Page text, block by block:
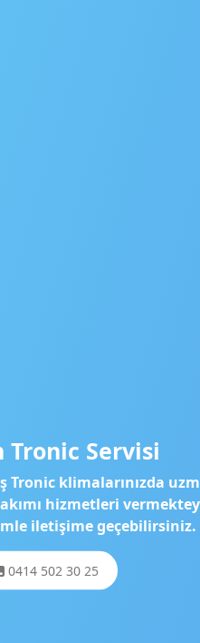
Tronic Servisi
klimalarınızda
hizmetleri
iletişime geçebilirsiniz.
0414 502 30 25